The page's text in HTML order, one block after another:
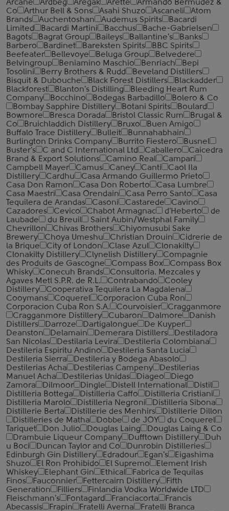
Arcane Ardbeg Aregak Arette
Armando Bermudez &
Co
Arthur Bell & Sons Asahi Shuzo Ascaneli
Atom
Brands
Auchentoshan Audemus Spirits
Bacardi
Limited
Bacardi Martini Bacchus
Bache-Gabrielsen
Bagots
Bagrat Group Baileys Ballantine's
Banks
Barbero
Bardinet Bareksten Spirits
BBC Spirits
Beefeater
Bellevoye Beluga Group
Belvedere
Belvingroup
Beniamino Maschio Benriach
Bepi
Tosolini
Berry Brothers & Rudd
Beveland Distillers
Bisquit & Dubouche
Black Forest Distillers
Blackadder
Blackforest
Blanton's Distilling
Bleeding Heart Rum
Company
Bocchino Bodegas Barbadillo
Bolero & Co
Bombay Sapphire Distillery
Botani Spirits
Boulard
Bowmore
Bresca Dorada Bristol Classic Rum
Brugal &
Co
Bruichladdich Distillery Bruxo
Buen Amigo
Buffalo Trace Distillery
Bulleit
Bunnahabhain
Burlington Drinks Company
Burrito Fiestero
Busnel
Buster's
C and C International Ltd Caballero
Caicedra
Brand & Export Solutions
Camino Real
Campari
Campbell Mayer
Camus Caney Canti
Caol Ila
Distillery
Cardhu
Casa Armando Guillermo Prieto
Casa Don Ramon
Casa Don Roberto
Casa Lumbre
Casa Maestri
Casa Orendain Casa Perro Santo
Casa
Tequilera de Arandas
Casoni Castarede
Cavino
Cazadores
Cevico Chabot Armagnac d'Heberto
de
Laubade
du Breuil
Saint Aubin/Westphal Family
Chevrillon
Chivas Brothers
Chiyomusubi Sake
Brewery
Choya Umeshu Christian Drouin
Cidrerie de
la Brique
City of London Clase Azul
Clonakilty
Clonakilty Distillery
Clynelish Distillery
Compagnie
des Produits de Gascogne
Compass Box
Compass Box
Whisky
Conecuh Brands
Consultoria. Mezcales y
Agaves Metl S.P.R. de R.L.
Contrabando
Cooley
Distillery
Cooperativa Tequilera La Magdalena
Cooymans
Coquerel
Corporacion Cuba Ron
Corporacion Cuba Ron S.A.
Courvoisier
Cragganmore
Cragganmore Distillery
Cubaron Dalmore
Danish
Distillers
Darroze Dartigalongue
De Kuyper
Deanston
Delamain Demerara Distillers
Destiladora
San Nicolas
Destilaria Levira
Destileria Colombiana
Destileria Espiritu Andino
Destileria Santa Lucia
Destileria Sierra
Destileria y Bodega Abasolo
Destilerias Acha
Destilerias Campeny
Destilerias
Manuel Acha
Destilerias Unidas Diageo
Diego
Zamora
Dilmoor Dingle Distell International
Distil
Distilleria Bottega
Distilleria Caffo
Distilleria Cristiani
Distilleria Marolo
Distilleria Negroni
Distilleria Sibona
Distillerie Berta
Distillerie des Menhirs
Distillerie Dillon
Distilleries de Matha
Dobbe de JOY
du Coquerel
Tariquet
Don Julio Douglas Laing
Douglas Laing & Co
Drambuie Liqueur Company
Dufftown Distillery
Duh
u Boci
Duncan Taylor and Co
Dunrobin Distilleries
Edinburgh Gin Distillery
Edradour Egan's
Eigashima
Shuzo
El Ron Prohibido El Supremo
Element Irish
Whiskey
Elephant Gin Ethical
Fabrica de Tequilas
Finos
Fauconnier Fettercairn Distillery
Fifth
Generation
Filliers
Finlandia Vodka Worldwide LTD
Fleischmann's
Fontagard Franciacorta
Francis
Abecassis
Frapin Fratelli Averna
Fratelli Branca